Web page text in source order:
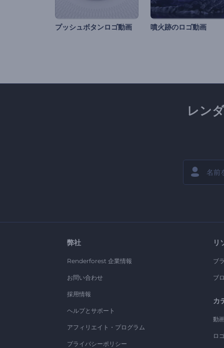
プッシュボタンロゴ動画 噴火跡のロゴ動画
レン
弊社
Renderforest 企業情報
お問い合わせ
採用情報
ヘルプとサポート
アフィリエイト・プログラム
プライバシーポリシー
リ
ブ
ブ
カ
動
ロ